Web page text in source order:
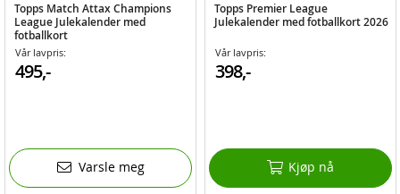
Topps Match Attax Champions
League Julekalender med
fotballkort
Vår lavpris:
495,-
Varsle meg
Topps Premier League
Julekalender med fotballkort 2026
Vår lavpris:
398,-
Kjøp nå